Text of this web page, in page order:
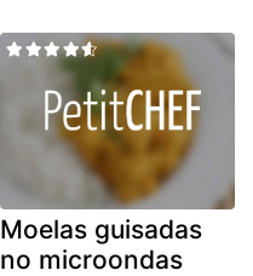
Moelas guisadas
no microondas